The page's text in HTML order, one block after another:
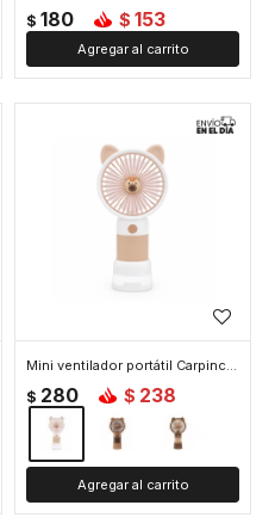
$ 180 $ 153
Mini ventilador portátil Carpincho – recargable y con base - Blanco
$ 280 $ 238